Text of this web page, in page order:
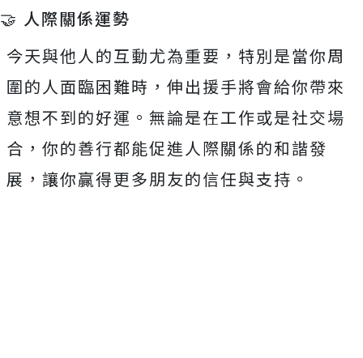
🤝 人際關係運勢
今天與他人的互動尤為重要，特別是當你周
圍的人面臨困難時，伸出援手將會給你帶來
意想不到的好運。無論是在工作或是社交場
合，你的善行都能促進人際關係的和諧發
展，讓你贏得更多朋友的信任與支持。